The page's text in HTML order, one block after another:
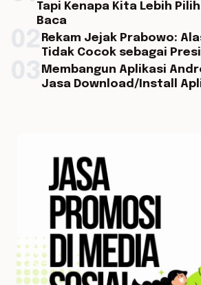
Tapi Kenapa Kita Lebih
Baca
Rekam Jejak Prabowo:
Tidak Cocok sebagai
Membangun Aplikasi
Jasa Download/Install